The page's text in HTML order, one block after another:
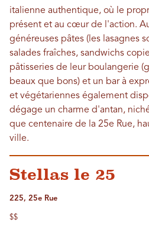
italienne authentique, où le
présent et au cœur de l'action.
généreuses pâtes (les lasagnes
salades fraîches, sandwichs
pâtisseries de leur boulangerie
beaux que bons) et un bar à
et végétariennes également
dégage un charme d'antan,
que centenaire de la 25e Rue,
ville.
Stellas le 25
225, 25e Rue
$$